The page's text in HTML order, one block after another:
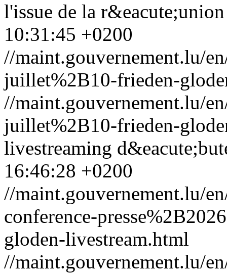
l'issue de la
10:31:45 +0200
//maint.gouvernement.lu/
juillet%2B10-frieden-
//maint.gouvernement.lu/
juillet%2B10-frieden-
livestreaming
16:46:28 +0200
//maint.gouvernement.lu/
conference-
gloden-livestream.html
//maint.gouvernement.lu/